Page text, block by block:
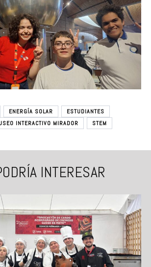
ENERGÍA SOLAR
ESTUDIANTES
INTERACTIVO MIRADOR
STEM
INTERESAR